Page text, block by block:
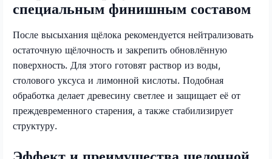
специальным финишным составом
После высыхания щёлока рекомендуется нейтрализовать
остаточную щёлочность и закрепить обновлённую
поверхность. Для этого готовят раствор из воды,
столового уксуса и лимонной кислоты. Подобная
обработка делает древесину светлее и защищает её от
преждевременного старения, а также стабилизирует
структуру.